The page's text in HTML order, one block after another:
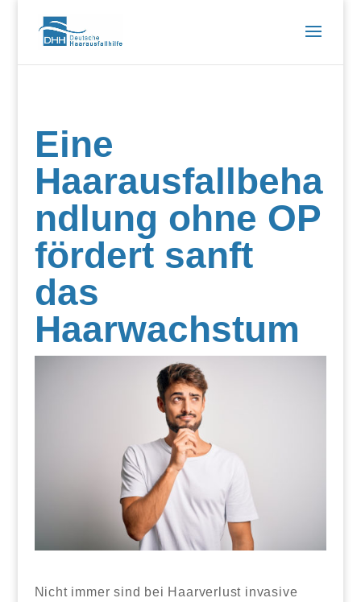
Eine
Haarausfallbeha
ndlung ohne OP
fördert sanft
das
Haarwachstum
Nicht immer sind bei Haarverlust invasive